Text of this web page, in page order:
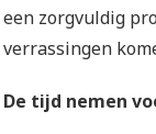
een zorgvuldig
verrassingen
De tijd nemen